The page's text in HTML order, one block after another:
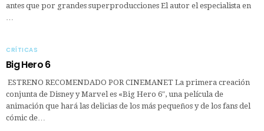
antes que por grandes superproducciones El autor el especialista en
CRÍTICAS
Big Hero 6
ESTRENO RECOMENDADO POR CINEMANET La primera creación
conjunta de Disney y Marvel es «Big Hero 6″, una película de
animación que hará las delicias de los más pequeños y de los fans del
cómic de…